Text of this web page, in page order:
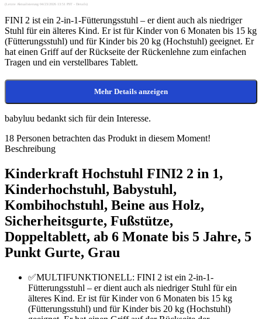
(Letzte Aktualisierung 04/23/2026 13:51 PST - Details)
FINI 2 ist ein 2-in-1-Fütterungsstuhl – er dient auch als niedriger
Stuhl für ein älteres Kind. Er ist für Kinder von 6 Monaten bis 15 kg
(Fütterungsstuhl) und für Kinder bis 20 kg (Hochstuhl) geeignet. Er
hat einen Griff auf der Rückseite der Rückenlehne zum einfachen
Tragen und ein verstellbares Tablett.
Mehr Details anzeigen
babyluu bedankt sich für dein Interesse.
18 Personen betrachten das Produkt in diesem Moment!
Beschreibung
Kinderkraft Hochstuhl FINI2 2 in 1,
Kinderhochstuhl, Babystuhl,
Kombihochstuhl, Beine aus Holz,
Sicherheitsgurte, Fußstütze,
Doppeltablett, ab 6 Monate bis 5 Jahre, 5
Punkt Gurte, Grau
✅MULTIFUNKTIONELL: FINI 2 ist ein 2-in-1-
Fütterungsstuhl – er dient auch als niedriger Stuhl für ein
älteres Kind. Er ist für Kinder von 6 Monaten bis 15 kg
(Fütterungsstuhl) und für Kinder bis 20 kg (Hochstuhl)